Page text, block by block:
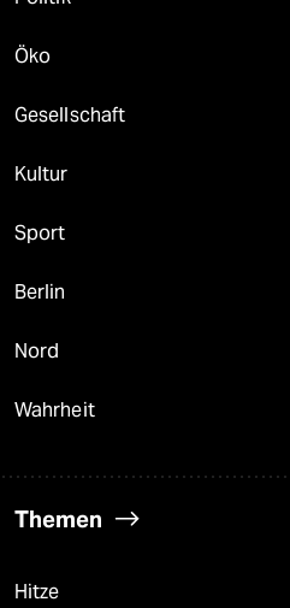
Öko
Gesellschaft
Kultur
Sport
Berlin
Nord
Wahrheit
Themen
Hitze